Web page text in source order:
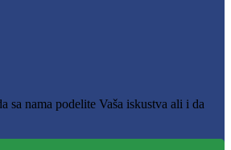
sa nama podelite Vaša iskustva ali i da